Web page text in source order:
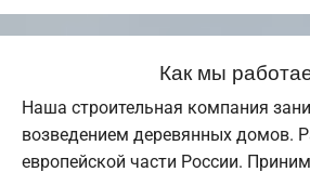
Как мы
Наша строительная компания
возведением деревянных домов.
европейской части России.